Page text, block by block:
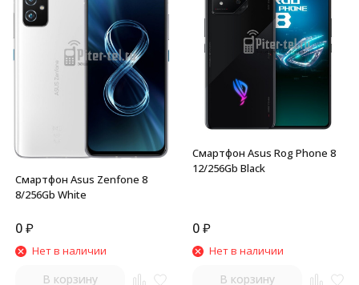
Смартфон Asus Zenfone 8
8/256Gb White
0₽
Нет в наличии
В корзину
Смартфон Asus Rog Phone 8
12/256Gb Black
0₽
Нет в наличии
В корзину